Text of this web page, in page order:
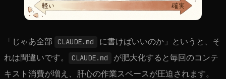
「じゃあ全部 CLAUDE.md
に書けばいいのか」というと、そ
れは間違いです。
CLAUDE.md
が肥大化すると毎回のコンテ
キスト消費が増え、肝心の作業スペースが圧迫されます。